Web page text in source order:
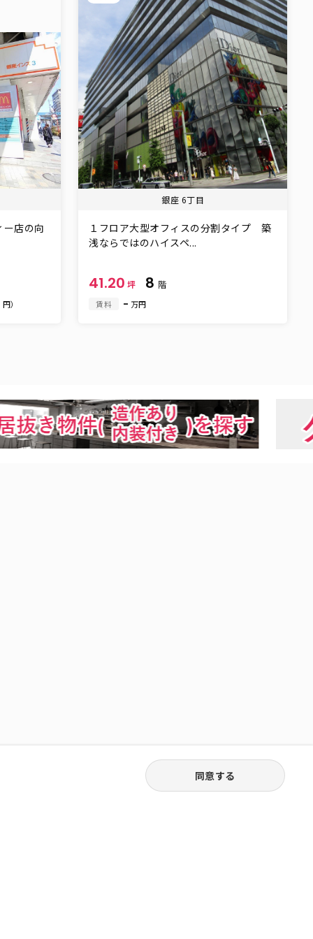
ー店の向
円）
銀座 6丁目
１フロア大型オフィスの分割タイプ 築
浅ならではのハイスペ...
41.20 坪 8 階
賃料 - 万円
同意する